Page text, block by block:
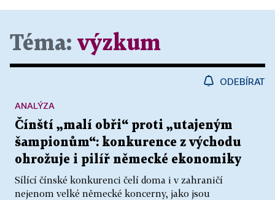
Téma: výzkum
ODEBÍRAT
Čínští „malí obři“ proti „utajeným
šampionům“: konkurence z východu
ohrožuje i pilíř německé ekonomiky
Sílící čínské konkurenci čelí doma i v zahraničí
nejenom velké německé koncerny, jako jsou
ANALÝZA